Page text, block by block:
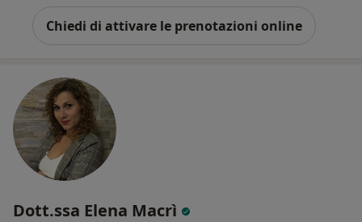
Chiedi di attivare le prenotazioni online
Dott.ssa Elena Macrì